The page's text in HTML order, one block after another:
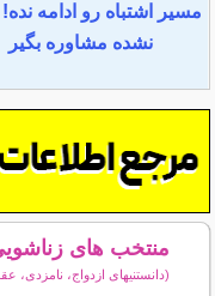
مسیر اشتباه رو ادامه نده!
نشده مشاوره بگیر
منتخب های
(دانستنیهای ازدواج، نامزدی،